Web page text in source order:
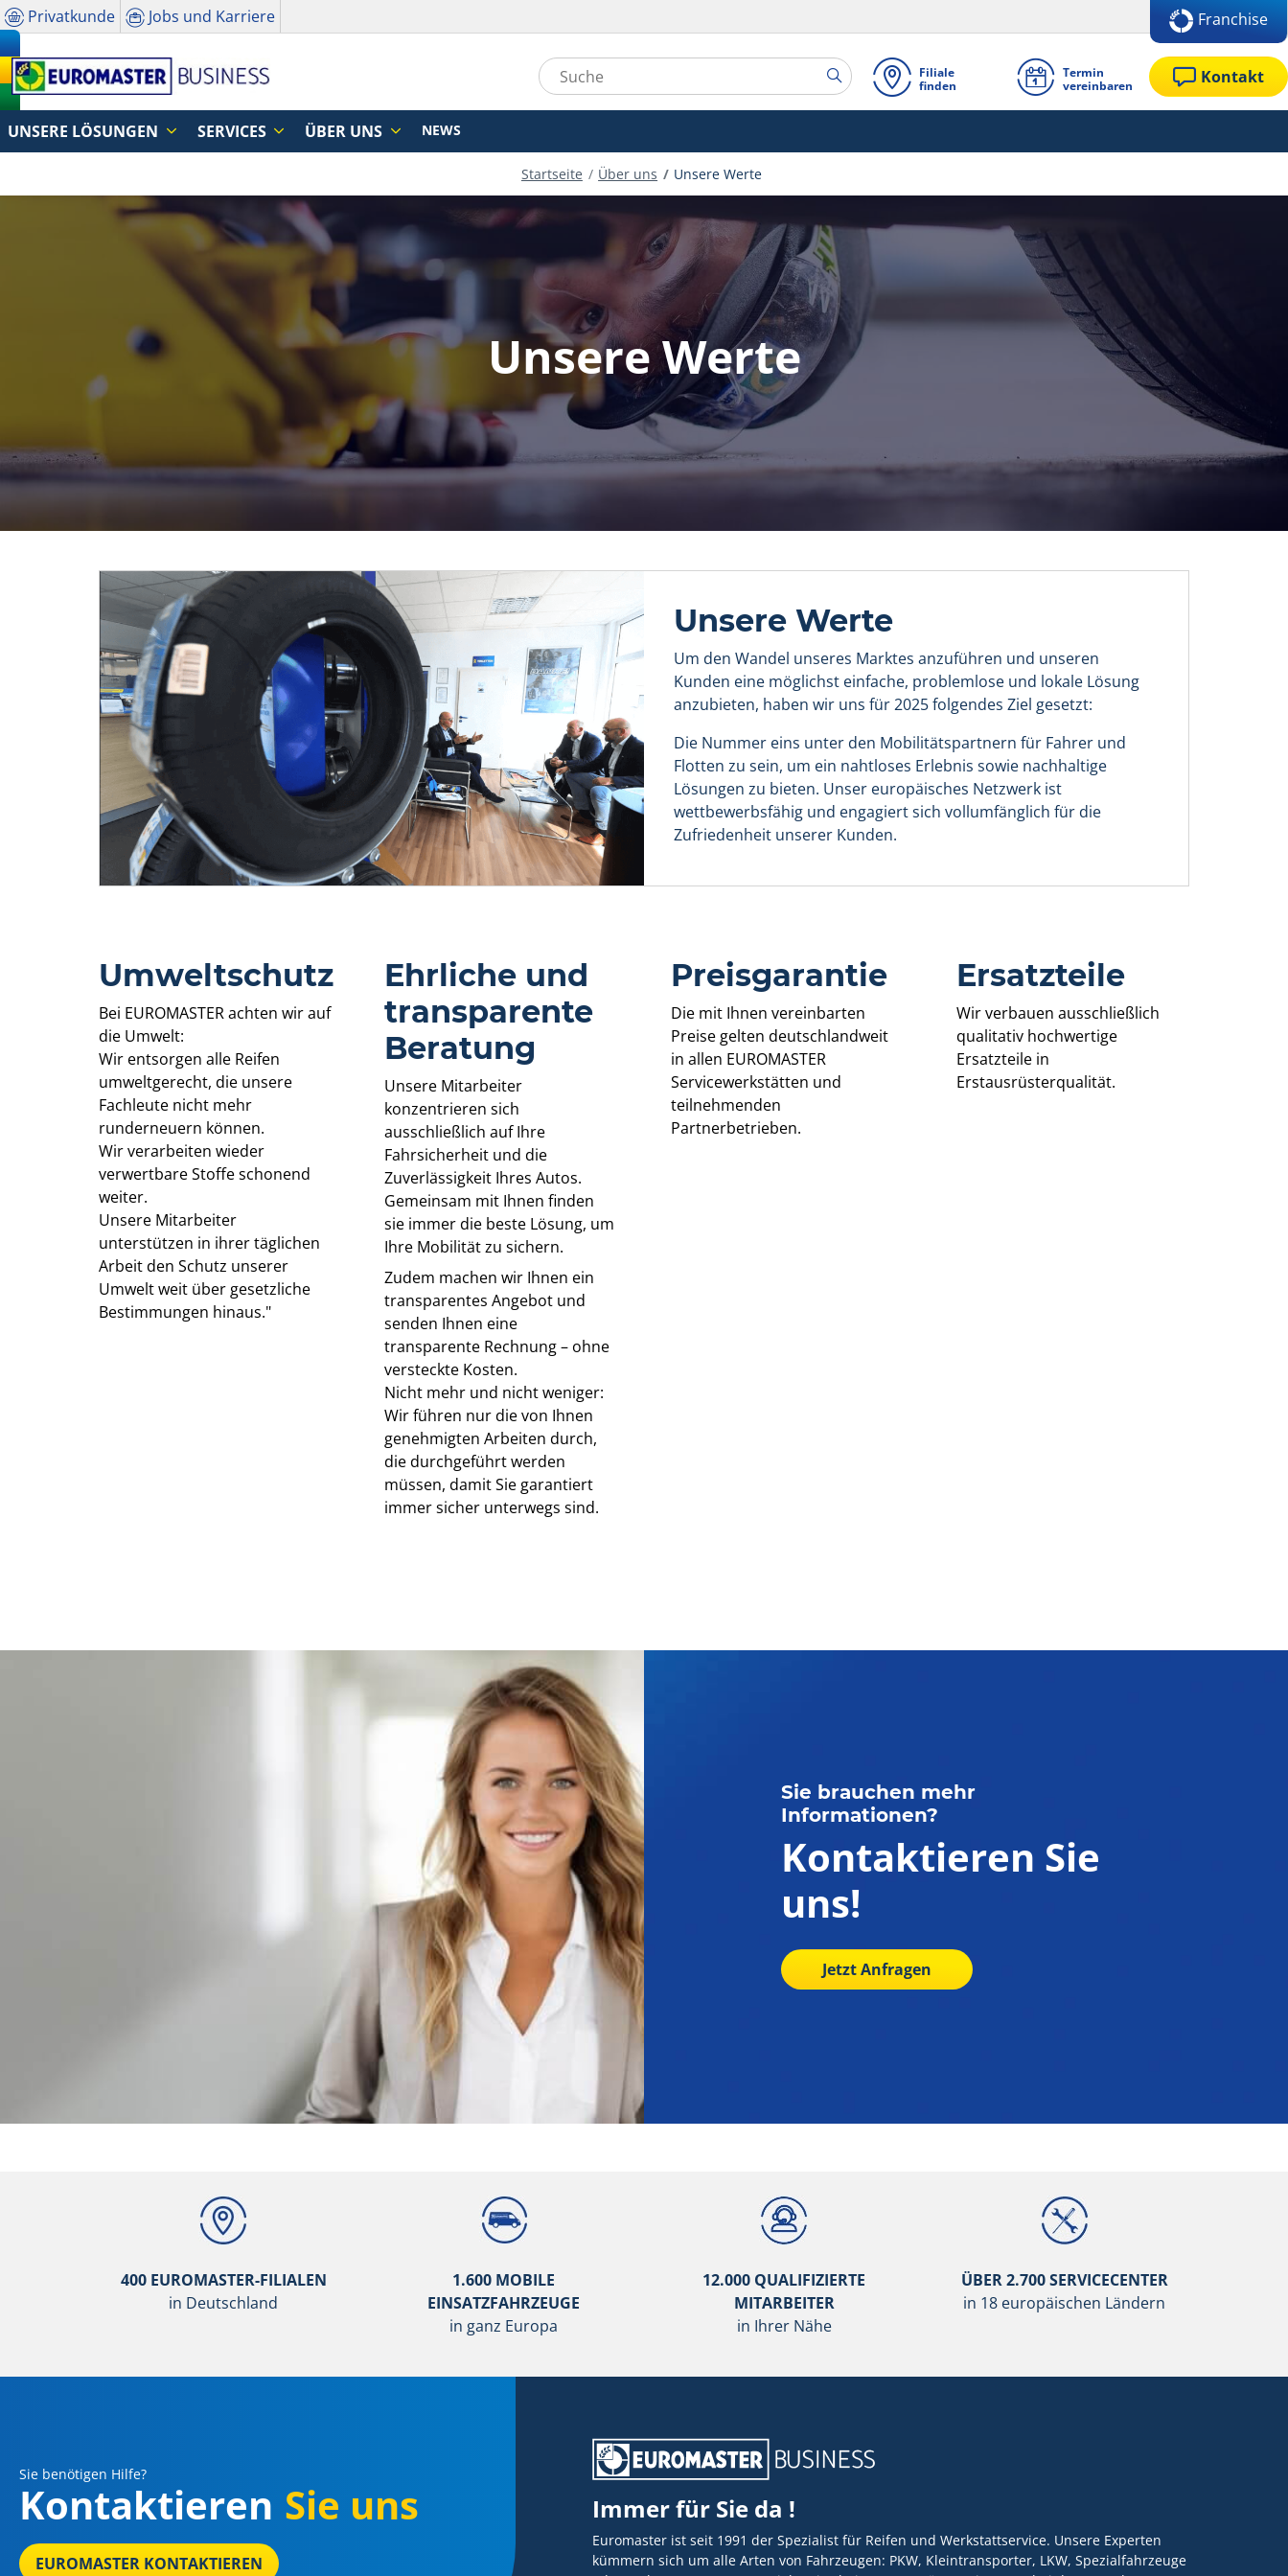
Privatkunde Jobs und Karriere Franchise
Filiale
finden
Termin
vereinbaren
Kontakt
UNSERE LÖSUNGEN SERVICES ÜBER UNS NEWS
Startseite Über uns Unsere Werte
Unsere Werte
Unsere Werte
Um den Wandel unseres Marktes anzuführen und unseren
Kunden eine möglichst einfache, problemlose und lokale Lösung
anzubieten, haben wir uns für 2025 folgendes Ziel gesetzt:
Die Nummer eins unter den Mobilitätspartnern für Fahrer und
Flotten zu sein, um ein nahtloses Erlebnis sowie nachhaltige
Lösungen zu bieten. Unser europäisches Netzwerk ist
wettbewerbsfähig und engagiert sich vollumfänglich für die
Zufriedenheit unserer Kunden.
Umweltschutz
Bei EUROMASTER achten wir auf
die Umwelt:
Wir entsorgen alle Reifen
umweltgerecht, die unsere
Fachleute nicht mehr
runderneuern können.
Wir verarbeiten wieder
verwertbare Stoffe schonend
weiter.
Unsere Mitarbeiter
unterstützen in ihrer täglichen
Arbeit den Schutz unserer
Umwelt weit über gesetzliche
Bestimmungen hinaus."
Ehrliche und
transparente
Beratung
Unsere Mitarbeiter
konzentrieren sich
ausschließlich auf Ihre
Fahrsicherheit und die
Zuverlässigkeit Ihres Autos.
Gemeinsam mit Ihnen finden
sie immer die beste Lösung, um
Ihre Mobilität zu sichern.
Zudem machen wir Ihnen ein
transparentes Angebot und
senden Ihnen eine
transparente Rechnung – ohne
versteckte Kosten.
Nicht mehr und nicht weniger:
Wir führen nur die von Ihnen
genehmigten Arbeiten durch,
die durchgeführt werden
müssen, damit Sie garantiert
immer sicher unterwegs sind.
Preisgarantie
Die mit Ihnen vereinbarten
Preise gelten deutschlandweit
in allen EUROMASTER
Servicewerkstätten und
teilnehmenden
Partnerbetrieben.
Ersatzteile
Wir verbauen ausschließlich
qualitativ hochwertige
Ersatzteile in
Erstausrüsterqualität.
Sie brauchen mehr
Informationen?
Kontaktieren Sie
uns!
Jetzt Anfragen
400 EUROMASTER-FILIALEN
in Deutschland
1.600 MOBILE
EINSATZFAHRZEUGE
in ganz Europa
12.000 QUALIFIZIERTE
MITARBEITER
in Ihrer Nähe
ÜBER 2.700 SERVICECENTER
in 18 europäischen Ländern
Sie benötigen Hilfe?
Kontaktieren Sie uns
EUROMASTER KONTAKTIEREN
Immer für Sie da !
Euromaster ist seit 1991 der Spezialist für Reifen und Werkstattservice. Unsere Experten
kümmern sich um alle Arten von Fahrzeugen: PKW, Kleintransporter, LKW, Spezialfahrzeuge